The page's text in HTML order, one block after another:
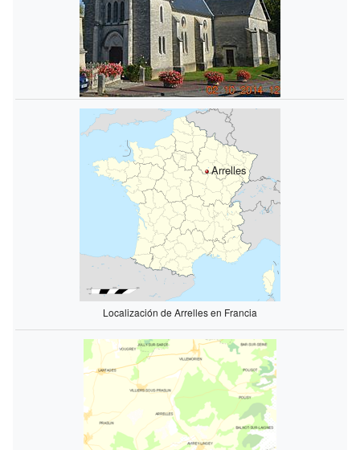
Arrelles
Localización de Arrelles en Francia